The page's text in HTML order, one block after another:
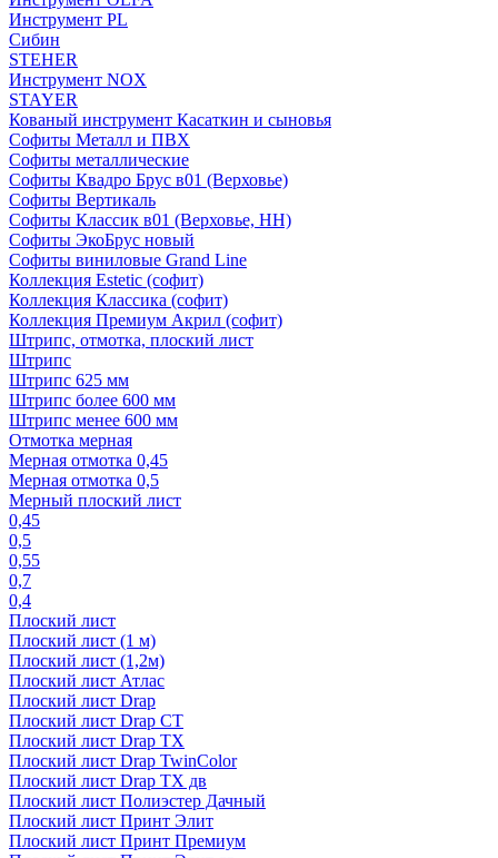
Инструмент PL
Сибин
STEHER
Инструмент NOX
STAYER
Кованый инструмент Касаткин и сыновья
Софиты Металл и ПВХ
Софиты металлические
Софиты Квадро Брус в01 (Верховье)
Софиты Вертикаль
Софиты Классик в01 (Верховье, НН)
Софиты ЭкоБрус новый
Софиты виниловые Grand Line
Коллекция Estetic (софит)
Коллекция Классика (софит)
Коллекция Премиум Акрил (софит)
Штрипс, отмотка, плоский лист
Штрипс
Штрипс 625 мм
Штрипс более 600 мм
Штрипс менее 600 мм
Отмотка мерная
Мерная отмотка 0,45
Мерная отмотка 0,5
Мерный плоский лист
0,45
0,5
0,55
0,7
0,4
Плоский лист
Плоский лист (1 м)
Плоский лист (1,2м)
Плоский лист Атлас
Плоский лист Drap
Плоский лист Drap СТ
Плоский лист Drap TX
Плоский лист Drap TwinColor
Плоский лист Drap ТХ дв
Плоский лист Полиэстер Дачный
Плоский лист Принт Элит
Плоский лист Принт Премиум